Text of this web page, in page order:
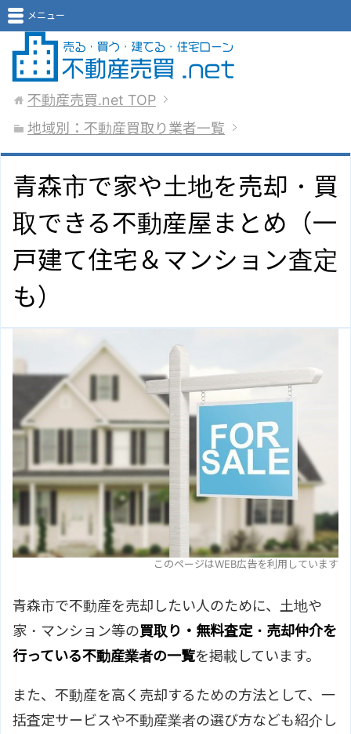
メニュー
不動産売買.net TOP
地域別：不動産買取り業者一覧
青森市で家や土地を売却・買
取できる不動産屋まとめ（一
戸建て住宅＆マンション査定
も）
このページはWEB広告を利用しています
青森市で不動産を売却したい人のために、土地や
家・マンション等の買取り・無料査定・売却仲介を
行っている不動産業者の一覧を掲載しています。
また、不動産を高く売却するための方法として、一
括査定サービスや不動産業者の選び方なども紹介し